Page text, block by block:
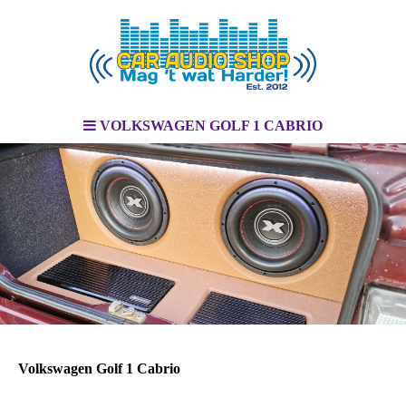
VOLKSWAGEN GOLF 1 CABRIO
Volkswagen Golf 1 Cabrio